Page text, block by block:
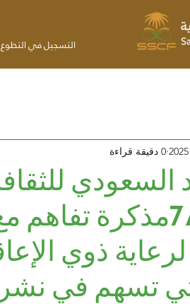
التسجيل في التطوع
السعودي
7/5/2025مذكرة
ذوي
تسهم في نشر
0 دقيقة قراءة